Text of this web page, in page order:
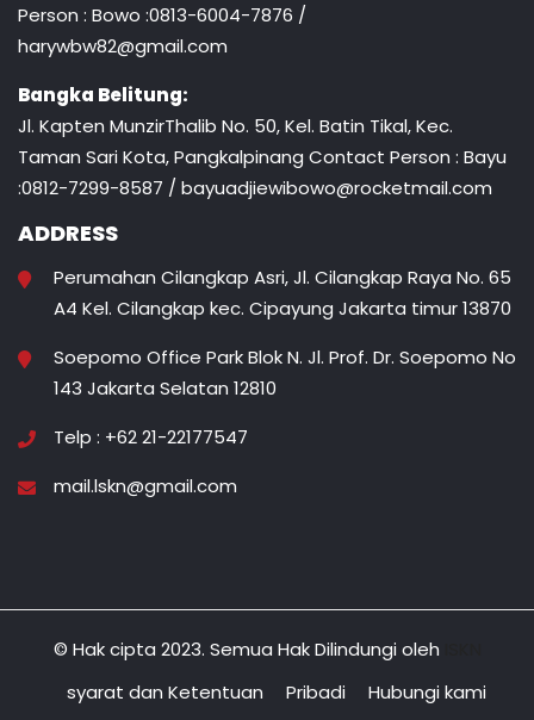
Person : Bowo :0813-6004-7876 /
harywbw82@gmail.com
Bangka Belitung:
Jl. Kapten MunzirThalib No. 50, Kel. Batin Tikal, Kec.
Taman Sari Kota, Pangkalpinang Contact Person : Bayu
:0812-7299-8587 / bayuadjiewibowo@rocketmail.com
ADDRESS
Perumahan Cilangkap Asri, Jl. Cilangkap Raya No. 65
A4 Kel. Cilangkap kec. Cipayung Jakarta timur 13870
Soepomo Office Park Blok N. Jl. Prof. Dr. Soepomo No
143 Jakarta Selatan 12810
Telp : +62 21-22177547
mail.lskn@gmail.com
© Hak cipta 2023. Semua Hak Dilindungi oleh
syarat dan Ketentuan
Pribadi Hubungi kami